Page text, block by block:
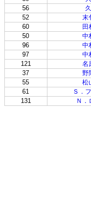
56
52
末
60
田
50
中
96
中
97
中
121
名
37
野
55
松
61
Ｓ．
131
Ｎ．